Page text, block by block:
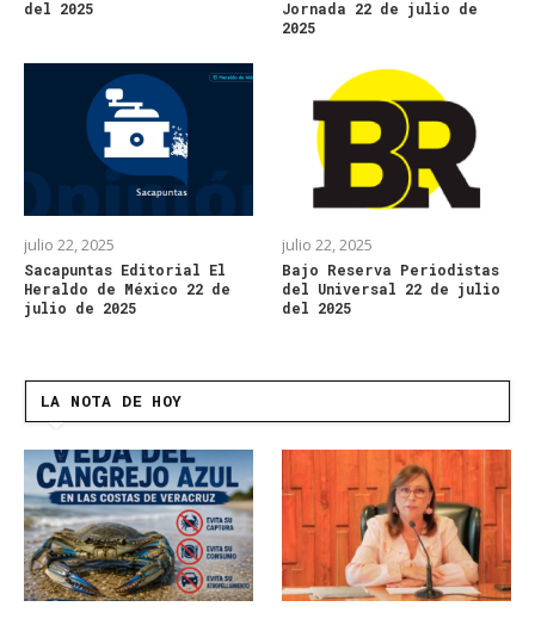
del 2025
Jornada 22 de julio de
2025
julio 22, 2025
Sacapuntas Editorial El
Heraldo de México 22 de
julio de 2025
julio 22, 2025
Bajo Reserva Periodistas
del Universal 22 de julio
del 2025
LA NOTA DE HOY